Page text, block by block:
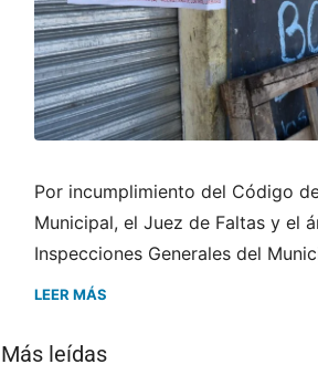
Por incumplimiento del Código
Municipal, el Juez de Faltas y el
Inspecciones Generales del
LEER MÁS
Más leídas